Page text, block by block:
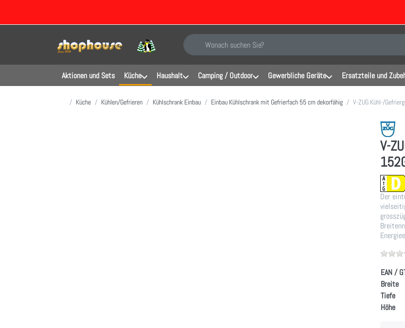
Geben Sie einen Suchbegriff ein. Während Sie tippen, erscheinen
Aktionen und Sets Küche Haushalt Camping / Outdoor Gewerbliche Geräte Ersatzteile und
Startseite
Küche Kühlen/Gefrieren Kühlschrank Einbau Einbau Kühlschrank mit Gefrierfach 55 cm dekorfähig V-ZUG Kühl-/
V-
Der
EAN /
Breite
Tiefe
Höhe